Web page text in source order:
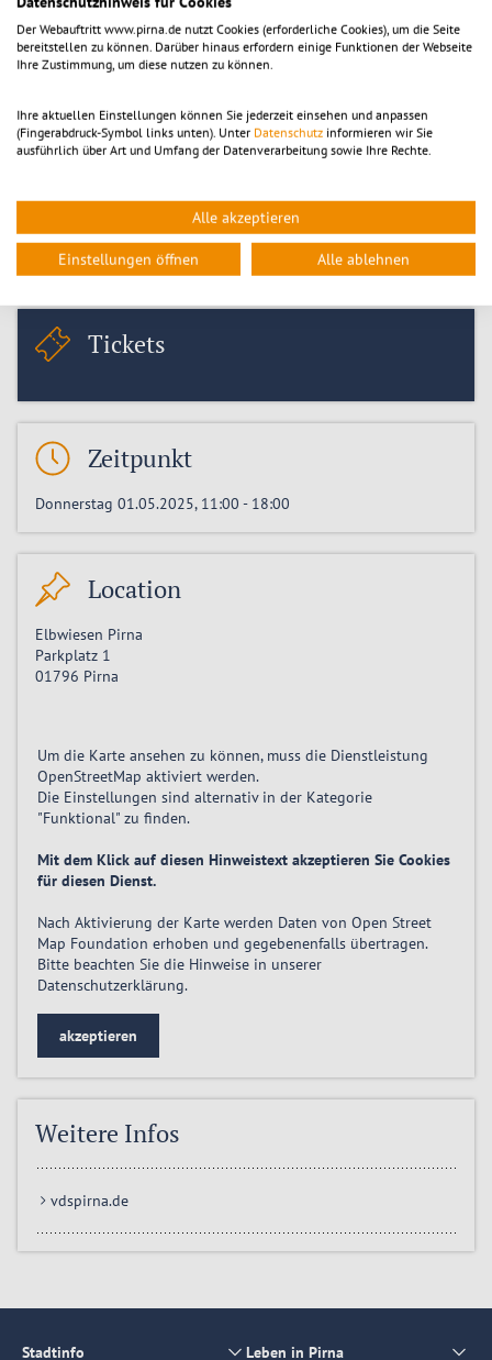
Tanzdarbietungen und unser Kinderprogramm.
Krawallos“ sein.
Für das leibliche Wohl ist an allen Tagen gesorgt.
Händleranfragen bitte direkt an den Verein.
Tickets
Zeitpunkt
Donnerstag 01.05.2025, 11:00 - 18:00
Location
Elbwiesen Pirna
Parkplatz 1
01796 Pirna
Um die Karte ansehen zu können, muss die Dienstleistung
OpenStreetMap aktiviert werden.
Die Einstellungen sind alternativ in der Kategorie
"Funktional" zu finden.
Mit dem Klick auf diesen Hinweistext akzeptieren Sie Cookies
für diesen Dienst.
Nach Aktivierung der Karte werden Daten von Open Street
Map Foundation erhoben und gegebenenfalls übertragen.
Bitte beachten Sie die Hinweise in unserer
Datenschutzerklärung.
akzeptieren
Weitere Infos
vdspirna.de
Stadtinfo Leben in Pirna
Der Webauftritt www.pirna.de nutzt Cookies (erforderliche Cookies), um die Seite
bereitstellen zu können. Darüber hinaus erfordern einige Funktionen der Webseite
Ihre Zustimmung, um diese nutzen zu können.
Ihre aktuellen Einstellungen können Sie jederzeit einsehen und anpassen
(Fingerabdruck-Symbol links unten). Unter Datenschutz informieren wir Sie
ausführlich über Art und Umfang der Datenverarbeitung sowie Ihre Rechte.
Alle akzeptieren
Einstellungen öffnen Alle ablehnen